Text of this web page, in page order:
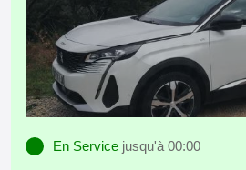
En Service jusqu'à 00:00